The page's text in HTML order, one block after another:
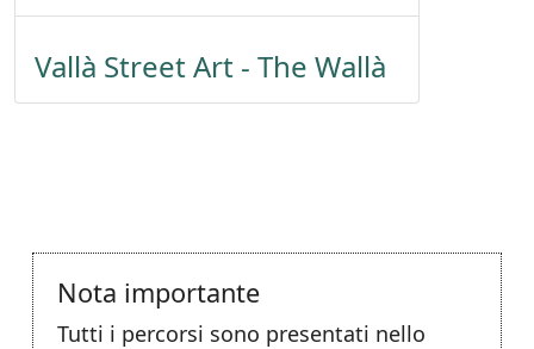
Vallà Street Art - The Wallà
Nota importante
Tutti i percorsi sono presentati nello